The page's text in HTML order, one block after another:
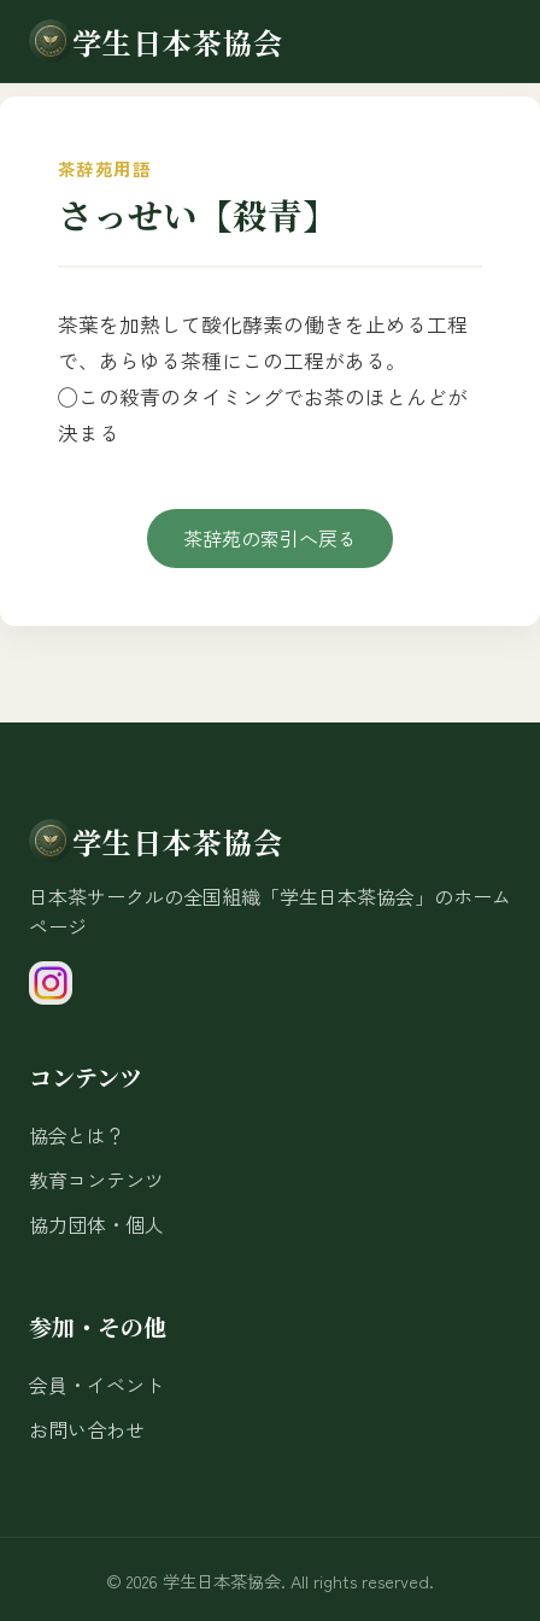
学生日本茶協会
茶辞苑用語
さっせい【殺青】
茶葉を加熱して酸化酵素の働きを止める工程
で、あらゆる茶種にこの工程がある。
◯この殺青のタイミングでお茶のほとんどが
決まる
茶辞苑の索引へ戻る
学生日本茶協会
日本茶サークルの全国組織「学生日本茶協会」のホーム
ページ
コンテンツ
協会とは？
教育コンテンツ
協力団体・個人
参加・その他
会員・イベント
お問い合わせ
© 2026 学生日本茶協会. All rights reserved.